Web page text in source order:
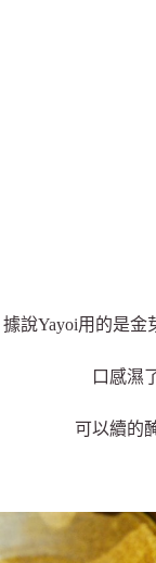
據說Yayoi用的是金
口感濕
可以續的